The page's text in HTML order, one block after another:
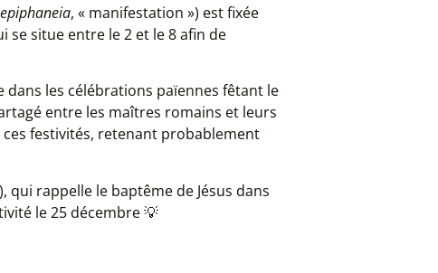
epiphaneia, « manifestation ») est fixée
se situe entre le 2 et le 8 afin de
les célébrations païennes fêtant le
entre les maîtres romains et leurs
festivités, retenant probablement
qui rappelle le baptême de Jésus dans
le 25 décembre 💡